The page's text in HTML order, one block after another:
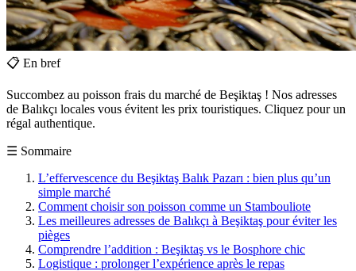
📋 En bref
Succombez au poisson frais du marché de Beşiktaş ! Nos adresses
de Balıkçı locales vous évitent les prix touristiques. Cliquez pour un
régal authentique.
☰ Sommaire
L’effervescence du Beşiktaş Balık Pazarı : bien plus qu’un
simple marché
Comment choisir son poisson comme un Stambouliote
Les meilleures adresses de Balıkçı à Beşiktaş pour éviter les
pièges
Comprendre l’addition : Beşiktaş vs le Bosphore chic
Logistique : prolonger l’expérience après le repas